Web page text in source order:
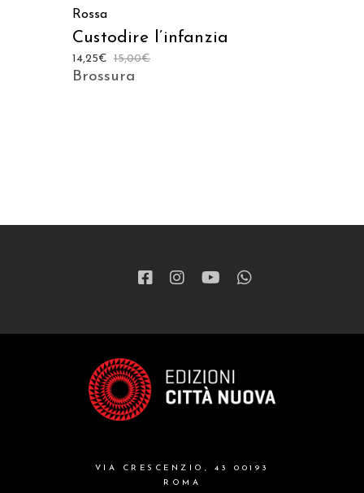
Rossa
Custodire l’infanzia
15,00€
14,25€
Brossura
VIA CRESCENZIO, 43 00193
ROMA